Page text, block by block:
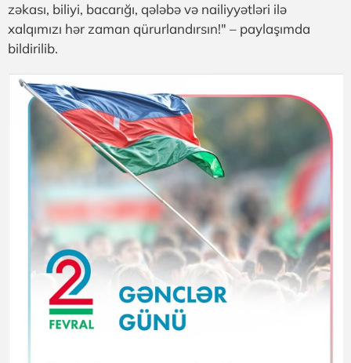
zəkası, biliyi, bacarığı, qələbə və nailiyyətləri ilə
xalqımızı hər zaman qürurlandırsın!" – paylaşımda
bildirilib.